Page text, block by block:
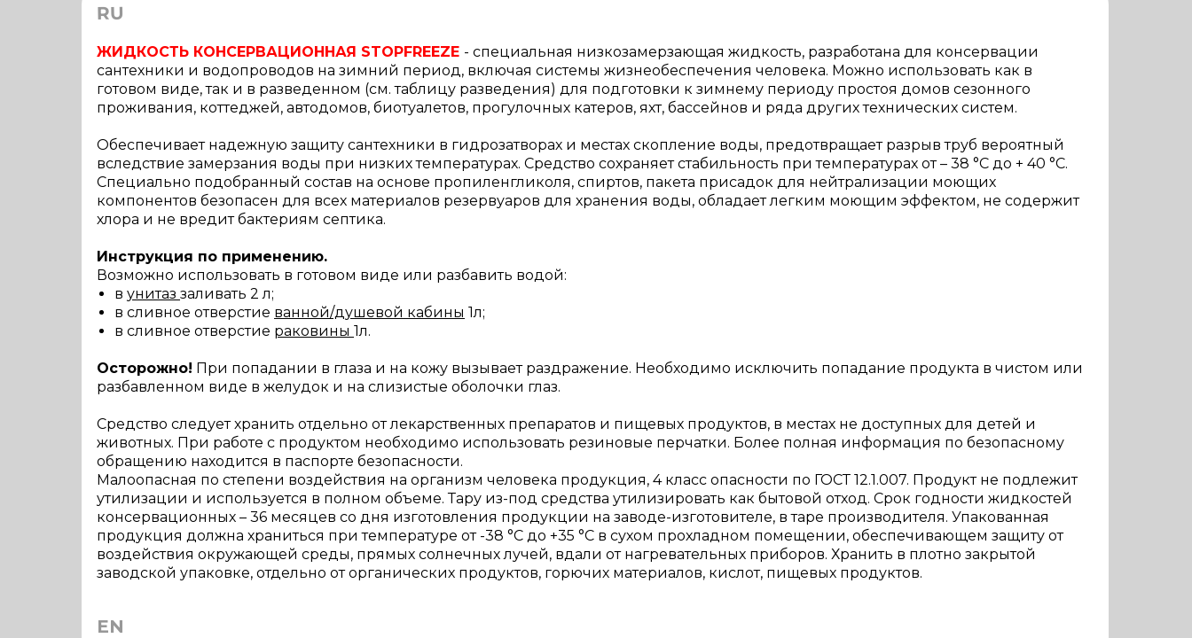
ЖИДКОСТЬ КОНСЕРВАЦИОННАЯ STOPFREEZE - специальная низкозамерзающая жидкость, разработана для консервации
сантехники и водопроводов на зимний период, включая системы жизнеобеспечения человека. Можно использовать как в
готовом виде, так и в разведенном (см. таблицу разведения) для подготовки к зимнему периоду простоя домов сезонного
проживания, коттеджей, автодомов, биотуалетов, прогулочных катеров, яхт, бассейнов и ряда других технических систем.
Обеспечивает надежную защиту сантехники в гидрозатворах и местах скопление воды, предотвращает разрыв труб вероятный
вследствие замерзания воды при низких температурах. Средство сохраняет стабильность при температурах от – 38 °С до + 40 °С.
Специально подобранный состав на основе пропиленгликоля, спиртов, пакета присадок для нейтрализации моющих
компонентов безопасен для всех материалов резервуаров для хранения воды, обладает легким моющим эффектом, не содержит
хлора и не вредит бактериям септика.
Инструкция по применению.
Возможно использовать в готовом виде или разбавить водой:
в унитаз заливать 2 л;
в сливное отверстие ванной/душевой кабины 1л;
в сливное отверстие раковины 1л.
Осторожно! При попадании в глаза и на кожу вызывает раздражение. Необходимо исключить попадание продукта в чистом или
разбавленном виде в желудок и на слизистые оболочки глаз.
Средство следует хранить отдельно от лекарственных препаратов и пищевых продуктов, в местах не доступных для детей и
животных. При работе с продуктом необходимо использовать резиновые перчатки. Более полная информация по безопасному
обращению находится в паспорте безопасности.
Малоопасная по степени воздействия на организм человека продукция, 4 класс опасности по ГОСТ 12.1.007. Продукт не подлежит
утилизации и используется в полном объеме. Тару из-под средства утилизировать как бытовой отход. Срок годности жидкостей
консервационных – 36 месяцев со дня изготовления продукции на заводе-изготовителе, в таре производителя. Упакованная
продукция должна храниться при температуре от -38 °С до +35 °С в сухом прохладном помещении, обеспечивающем защиту от
воздействия окружающей среды, прямых солнечных лучей, вдали от нагревательных приборов. Хранить в плотно закрытой
заводской упаковке, отдельно от органических продуктов, горючих материалов, кислот, пищевых продуктов.
RU
EN